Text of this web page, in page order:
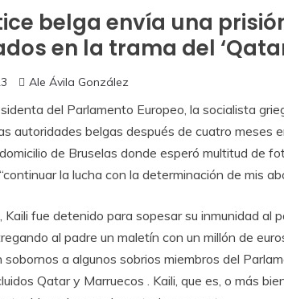
belga envía una
en la trama del
Ale Ávila González
del Parlamento Europeo, la socialista
autoridades belgas después de cuatro meses
de Bruselas donde esperó multitud de
la lucha con la determinación de mis
Kaili fue detenido para sopesar su inmunidad al
al padre un maletín con un millón de
a algunos sobrios miembros del
Qatar y Marruecos . Kaili, que es, o más